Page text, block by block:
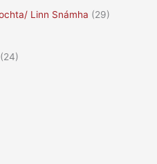
Linn Snámha (29)
(24)